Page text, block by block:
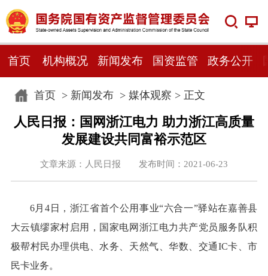
首页 机构概况 新闻发布 国资监管 政务公开
首页> 新闻发布> 媒体观察 > 正文
人民日报：国网浙江电力 助力浙江高质量
发展建设共同富裕示范区
文章来源：人民日报 发布时间：2021-06-23
6月4日，浙江省首个公用事业“六合一”驿站在嘉善县
大云镇缪家村启用，国家电网浙江电力共产党员服务队积
极帮村民办理供电、水务、天然气、华数、交通IC卡、市
民卡业务。